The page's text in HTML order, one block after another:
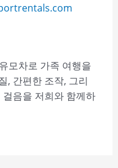
모차로 가족 여행을
, 간편한 조작, 그리
음을 저희와 함께하